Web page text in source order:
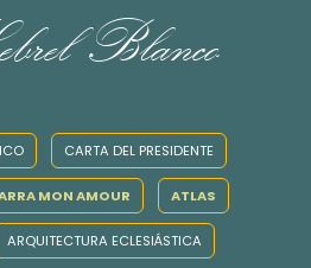
Blanco
CARTA DEL PRESIDENTE
MON AMOUR ATLAS
ARQUITECTURA ECLESIÁSTICA